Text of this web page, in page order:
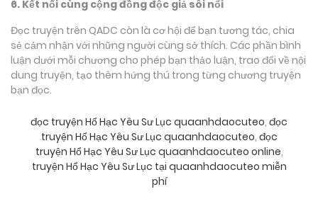
6. Kết nối cùng cộng đồng độc giả sôi nổi
Đọc truyện trên QADC còn là cơ hội để bạn tương tác, chia
sẻ cảm nhận với những người cùng sở thích. Các phần bình
luận dưới mỗi chương cho phép bạn thảo luận, trao đổi về nội
dung truyện, tạo thêm hứng thú trong từng chương truyện
bạn đọc.
đọc truyện Hổ Hạc Yêu Sư Lục quaanhdaocuteo, đọc
truyện Hổ Hạc Yêu Sư Lục quaanhdaocuteo, đọc
truyện Hổ Hạc Yêu Sư Lục quaanhdaocuteo online,
truyện Hổ Hạc Yêu Sư Lục tại quaanhdaocuteo miễn
phí